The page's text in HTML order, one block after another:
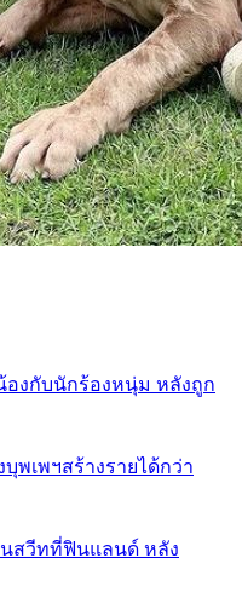
องกับนักร้องหนุ่ม หลังถูก
พเพฯสร้างรายได้กว่า
สวีทที่ฟินแลนด์ หลัง